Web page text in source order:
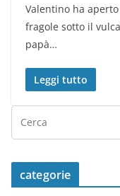
Valentino ha
fragole sotto il
papà…
Leggi tutto
categorie